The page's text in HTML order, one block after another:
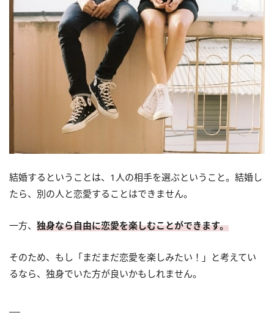
結婚するということは、1人の相手を選ぶということ。結婚し
たら、別の人と恋愛することはできません。
一方、 独身なら自由に恋愛を楽しむことができます。
そのため、もし「まだまだ恋愛を楽しみたい！」と考えてい
るなら、独身でいた方が良いかもしれません。